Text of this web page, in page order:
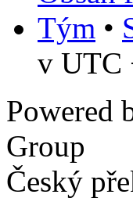
Tým •
v UTC
Powered
Group
Český